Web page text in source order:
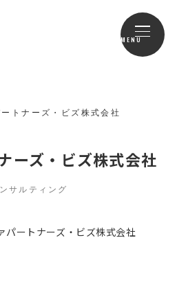
MENU
トナーズ・ビズ株式会社
ーズ・ビズ株式会社
サルティング
パートナーズ・ビズ株式会社